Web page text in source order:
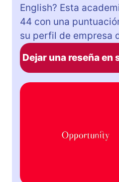
English? Esta
44 con una
su perfil de empresa
Dejar una reseña en